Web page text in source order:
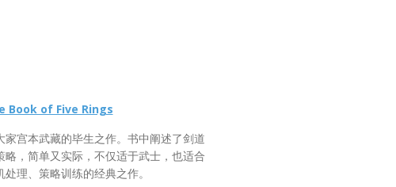
Book of Five Rings
家宫本武藏的毕生之作。书中阐述了剑道
，简单又实际，不仅适于武士，也适合
理、策略训练的经典之作。